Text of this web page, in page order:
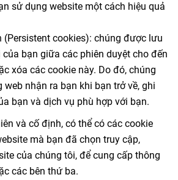
sử dụng website một cách hiệu quả
(Persistent cookies): chúng được lưu
bạn giữa các phiên duyệt cho đến
xóa các cookie này. Do đó, chúng
web nhận ra bạn khi bạn trở về, ghi
bạn và dịch vụ phù hợp với bạn.
và cố định, có thể có các cookie
mà bạn đã chọn truy cập,
của chúng tôi, để cung cấp thông
các bên thứ ba.